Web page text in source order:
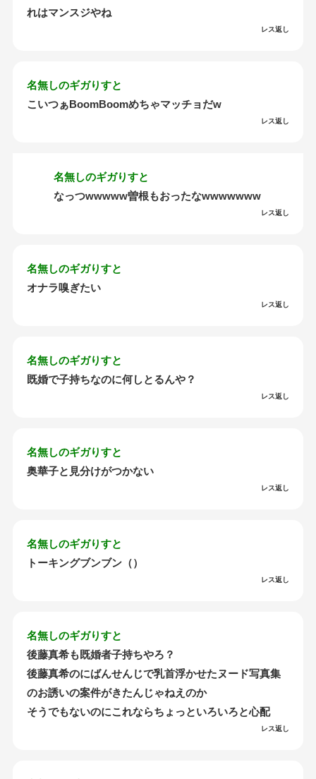
れはマンスジやね
レス返し
名無しのギガりすと
こいつぁBoomBoomめちゃマッチョだw
レス返し
名無しのギガりすと
なっつwwwww曽根もおったなwwwwwww
レス返し
名無しのギガりすと
オナラ嗅ぎたい
レス返し
名無しのギガりすと
既婚で子持ちなのに何しとるんや？
レス返し
名無しのギガりすと
奥華子と見分けがつかない
レス返し
名無しのギガりすと
トーキングブンブン（）
レス返し
名無しのギガりすと
後藤真希も既婚者子持ちやろ？
後藤真希のにばんせんじで乳首浮かせたヌード写真集
のお誘いの案件がきたんじゃねえのか
そうでもないのにこれならちょっといろいろと心配
レス返し